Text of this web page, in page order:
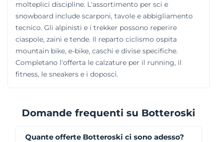
molteplici discipline. L'assortimento per sci e
snowboard include scarponi, tavole e abbigliamento
tecnico. Gli alpinisti e i trekker possono reperire
ciaspole, zaini e tende. Il reparto ciclismo ospita
mountain bike, e-bike, caschi e divise specifiche.
Completano l'offerta le calzature per il running, il
fitness, le sneakers e i doposci.
Domande frequenti su Botteroski
Quante offerte Botteroski ci sono adesso?